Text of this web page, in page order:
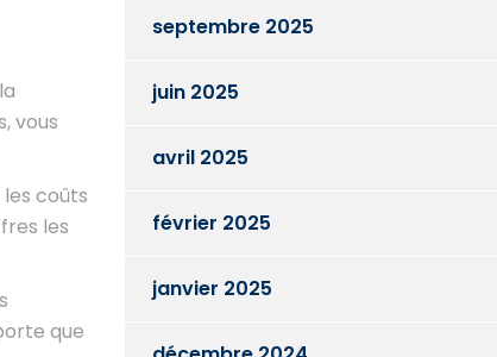
vous
coûts
les
que
septembre 2025
juin 2025
avril 2025
février 2025
janvier 2025